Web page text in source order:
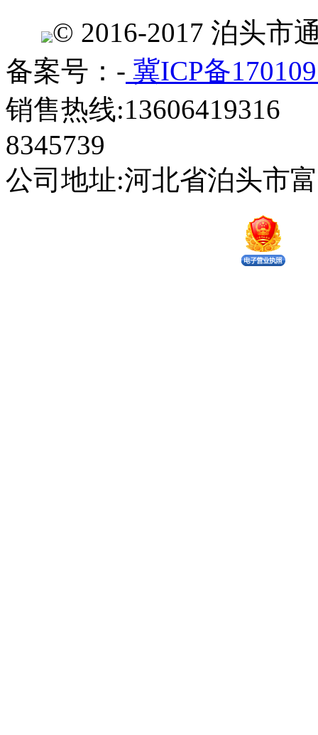
© 2016-2017 泊头市
备案号：- 冀ICP备
销售热线:13606419316
8345739
公司地址:河北省泊头市